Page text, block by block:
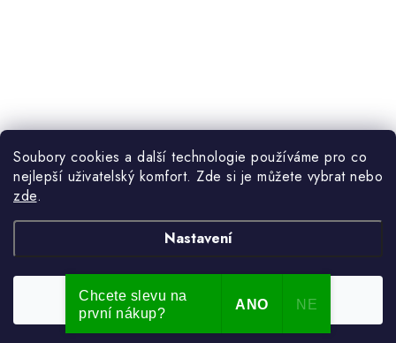
Soubory cookies a další technologie používáme pro co
nejlepší uživatelský komfort. Zde si je můžete vybrat nebo
zde.
Nastavení
Souhlasím
Chcete slevu na
první nákup?
ANO NE